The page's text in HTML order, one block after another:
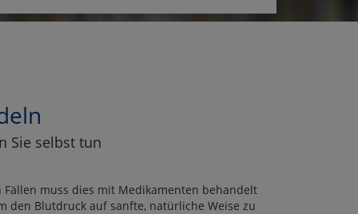
Sie selbst tun
muss dies mit Medikamenten behandelt
den Blutdruck auf sanfte, natürliche Weise zu